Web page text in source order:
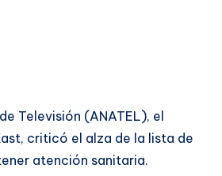
Televisión (ANATEL), el
criticó el alza de la lista de
atención sanitaria.